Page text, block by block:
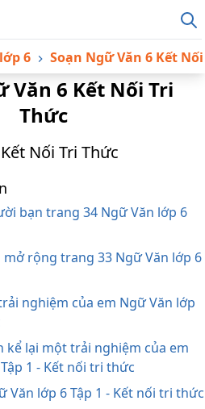
6 Soạn Ngữ Văn 6 Kết
Văn 6 Kết Nối Tri
Thức
Nối Tri Thức
bạn trang 34 Ngữ Văn lớp 6
mở rộng trang 33 Ngữ Văn lớp 6
nghiệm của em Ngữ Văn lớp
kể lại một trải nghiệm của em
1 - Kết nối tri thức
Văn lớp 6 Tập 1 - Kết nối tri thức